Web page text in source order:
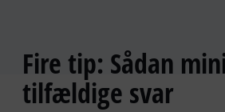
Fire tip: Sådan
tilfældige svar